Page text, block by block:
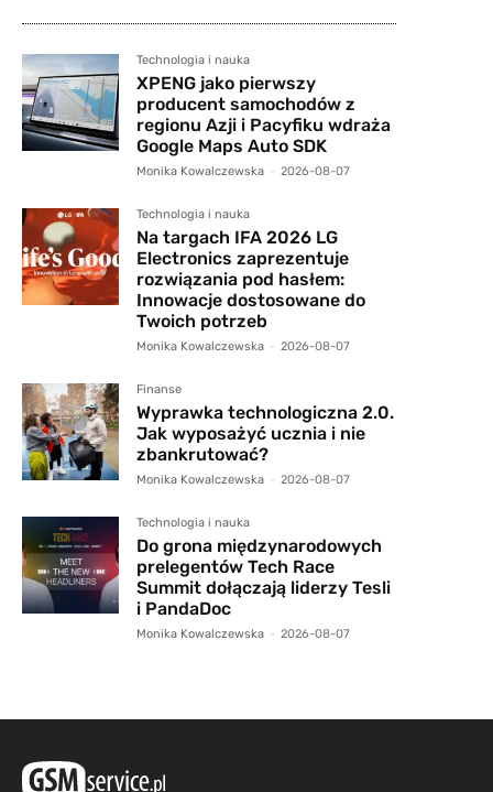
Technologia i nauka
XPENG jako pierwszy
producent samochodów z
regionu Azji i Pacyfiku wdraża
Google Maps Auto SDK
Monika Kowalczewska - 2026-08-07
Technologia i nauka
Na targach IFA 2026 LG
Electronics zaprezentuje
rozwiązania pod hasłem:
Innowacje dostosowane do
Twoich potrzeb
Monika Kowalczewska - 2026-08-07
Finanse
Wyprawka technologiczna 2.0.
Jak wyposażyć ucznia i nie
zbankrutować?
Monika Kowalczewska - 2026-08-07
Technologia i nauka
Do grona międzynarodowych
prelegentów Tech Race
Summit dołączają liderzy Tesli
i PandaDoc
Monika Kowalczewska - 2026-08-07